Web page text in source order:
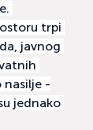
trpi
javnog
nasilje -
jednako